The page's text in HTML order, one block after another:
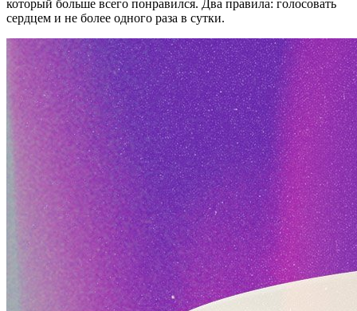
который больше всего понравился. Два правила: голосовать
сердцем и не более одного раза в сутки.